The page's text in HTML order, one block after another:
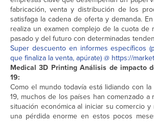
fabricación, venta y distribución de los
satisfaga la cadena de oferta y demanda.
realiza un examen complejo de la cuota de
pasado y del futuro con determinadas
Super descuento en informes específicos
que finaliza la venta, apúrate) @ https://
Medical 3D Printing Análisis de impacto
19:
Como el mundo todavía está lidiando con
19, muchos de los países han comenzado a
situación económica al iniciar su comercio
una pérdida enorme en estos pocos